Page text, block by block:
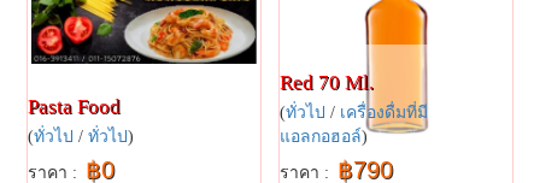
Pasta Food
(ทั่วไป / ทั่วไป)
ราคา : ฿0
Red 70 Ml.
(ทั่วไป / เครื่องดื่มที่มี
แอลกอฮอล์)
ราคา : ฿790